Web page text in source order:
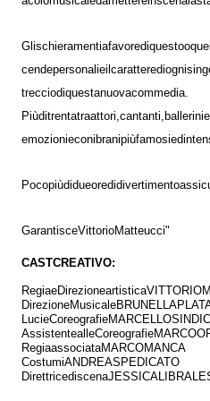
Glischieramentiafavorediquestoo
cendepersonalieil caratterediogni
trecciodiquestanuovacommedia.
Piùditrentatraattori, cantanti, ballerinie
emozionieconi branipiùfamosied
Pocopiùdidueoredidivertimento
GarantisceVittorioMatteucci"
CASTCREATIVO:
RegiaeDirezioneartisticaVITTORIO
DirezioneMusicaleBRUNELLA
LucieCoreografieMARCELLOSINDICI
AssistentealleCoreografieMARCO
RegiaassociataMARCOMANCA
CostumiANDREASPEDICATO
DirettricediscenaJESSICA